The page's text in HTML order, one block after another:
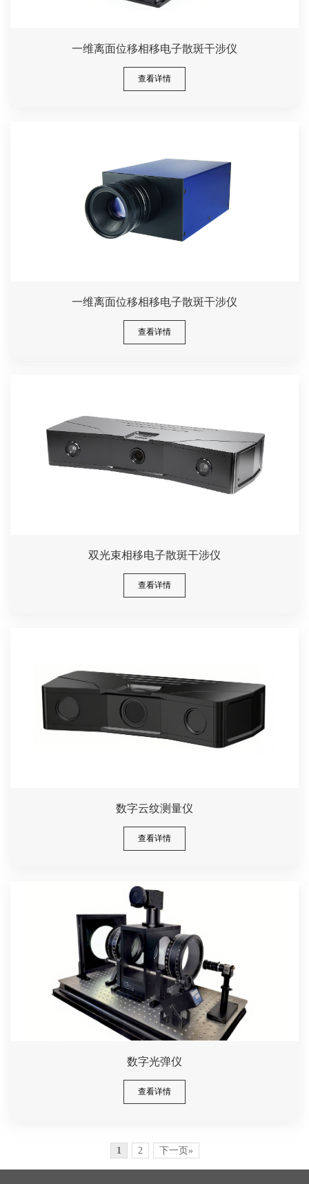
一维离面位移相移电子散斑干涉仪
查看详情
一维离面位移相移电子散斑干涉仪
查看详情
双光束相移电子散斑干涉仪
查看详情
数字云纹测量仪
查看详情
数字光弹仪
查看详情
1 2 下一页»